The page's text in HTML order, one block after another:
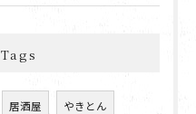
Tags
居酒屋 やきとん